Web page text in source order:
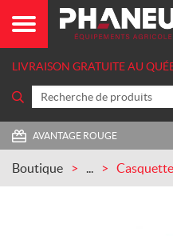
LIVRAISON GRATUITE AU
AVANTAGE ROUGE
Boutique ...